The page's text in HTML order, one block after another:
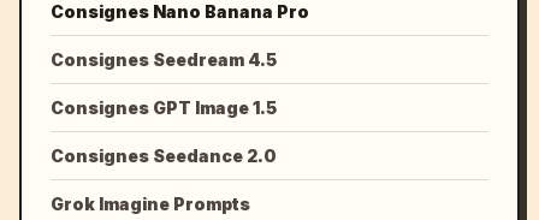
Consignes Nano Banana Pro
Consignes Seedream 4.5
Consignes GPT Image 1.5
Consignes Seedance 2.0
Grok Imagine Prompts